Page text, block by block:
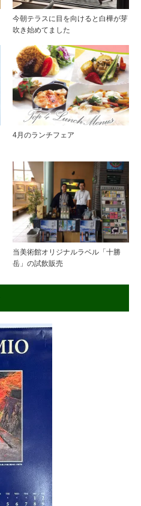
今朝テラスに目を向けると白樺が芽
吹き始めてました
4月のランチフェア
当美術館オリジナルラベル「十勝
岳」の試飲販売